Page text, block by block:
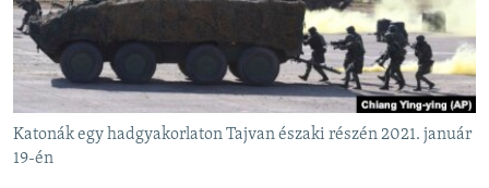
VILÁG
KLÍMAVÁLTOZÁS
A MÚLT TANULSÁGAI
KÖVESSEN MINKET!
Katonák egy hadgyakorlaton Tajvan északi részén 2021. január
19-én